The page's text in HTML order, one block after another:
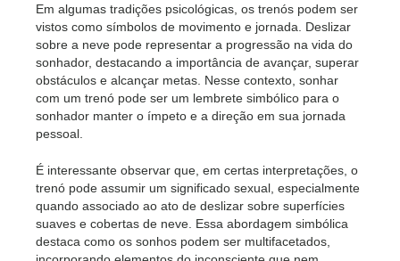
Em algumas tradições psicológicas, os trenós podem ser
vistos como símbolos de movimento e jornada. Deslizar
sobre a neve pode representar a progressão na vida do
sonhador, destacando a importância de avançar, superar
obstáculos e alcançar metas. Nesse contexto, sonhar
com um trenó pode ser um lembrete simbólico para o
sonhador manter o ímpeto e a direção em sua jornada
pessoal.
É interessante observar que, em certas interpretações, o
trenó pode assumir um significado sexual, especialmente
quando associado ao ato de deslizar sobre superfícies
suaves e cobertas de neve. Essa abordagem simbólica
destaca como os sonhos podem ser multifacetados,